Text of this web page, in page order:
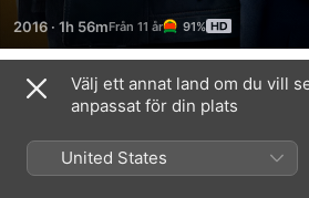
försvunnen ung kvinna, samt det till
dödsfallet av en porrstjärna. Under
båda misstänka att det finns en
som sträcker sig ända upp till de
Detroits bilbransch. Regi: Shane
Crowe, Ryan Gosling, Angourie Rice,
Qualley, Kim Basinger m.fl.
2016 · 1h 56m 91%
Trailrar
Välj ett annat land om du vill
anpassat för din plats
United States